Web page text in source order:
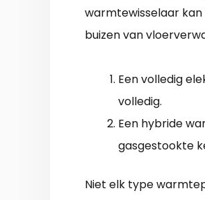
warmtewisselaar
buizen van
Een volledig
volledig.
Een hybride
gasgestookte
Niet elk type